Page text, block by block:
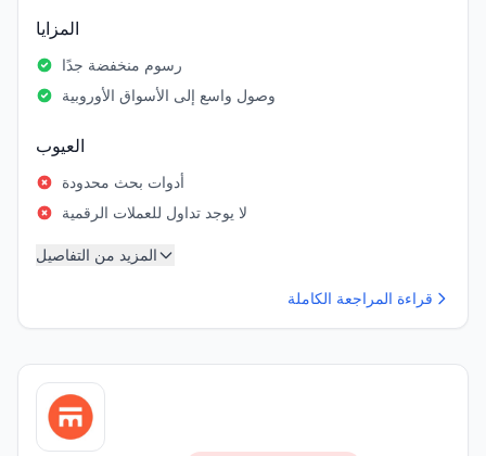
المزايا
رسوم منخفضة جدًا
وصول واسع إلى الأسواق الأوروبية
العيوب
أدوات بحث محدودة
لا يوجد تداول للعملات الرقمية
المزيد من التفاصيل
قراءة المراجعة الكاملة